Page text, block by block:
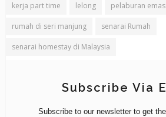
kerja part time lelong pelaburan emas
rumah di seri manjung senarai Rumah
senarai homestay di Malaysia
Subscribe Via
Subscribe to our newsletter to get